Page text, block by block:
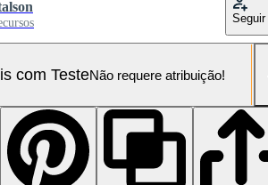
Seguir
com TesteNão requere atribuição!